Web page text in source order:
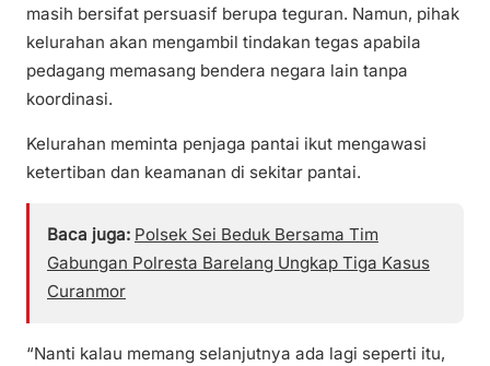
masih bersifat persuasif berupa teguran. Namun, pihak
kelurahan akan mengambil tindakan tegas apabila
pedagang memasang bendera negara lain tanpa
koordinasi.
Kelurahan meminta penjaga pantai ikut mengawasi
ketertiban dan keamanan di sekitar pantai.
Baca juga: Polsek Sei Beduk Bersama Tim
Gabungan Polresta Barelang Ungkap Tiga Kasus
Curanmor
“Nanti kalau memang selanjutnya ada lagi seperti itu,